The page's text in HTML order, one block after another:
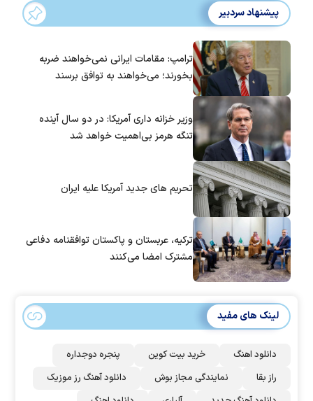
پیشنهاد سردبیر
ترامپ: مقامات ایرانی نمی‌خواهند ضربه
بخورند؛ می‌خواهند به توافق برسند
وزیر خزانه داری آمریکا: در دو سال آینده
تنگه هرمز بی‌اهمیت خواهد شد
تحریم های جدید آمریکا علیه ایران
ترکیه، عربستان و پاکستان توافقنامه دفاعی
مشترک امضا می‌کنند
لینک های مفید
دانلود اهنگ خرید بیت کوین
پنجره دوجداره
راز بقا
نمایندگی مجاز بوش
دانلود آهنگ رز‌ موزیک